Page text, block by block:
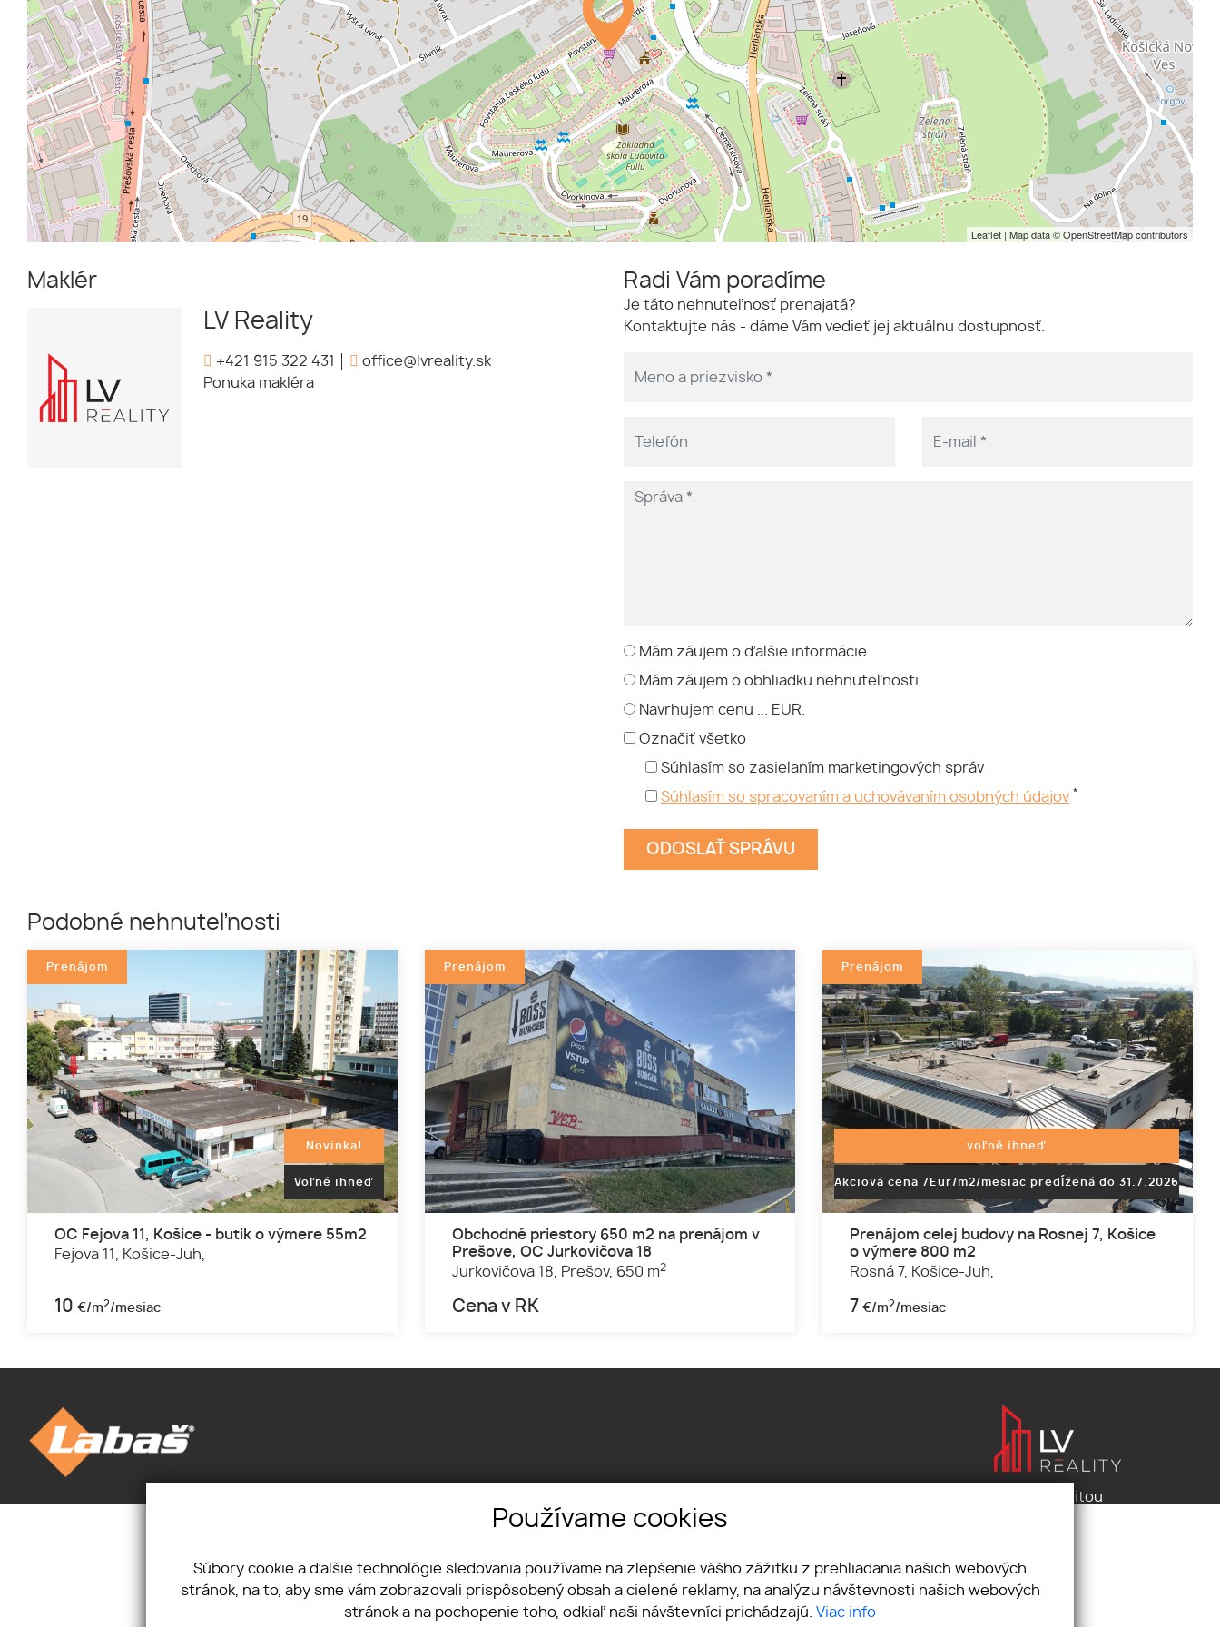
Leaflet | Map data ©OpenStreetMapcontributors
Maklér
LV Reality
+421 915 322 431
office@lvreality.sk
Ponuka makléra
Radi Vám poradíme
Je táto nehnuteľnosť prenajatá?
Kontaktujte nás - dáme Vám vedieť jej aktuálnu dostupnosť.
Mám záujem o ďalšie informácie.
Mám záujem o obhliadku nehnuteľnosti.
Navrhujem cenu ... EUR.
Označiť všetko
Súhlasím so zasielaním marketingových správ
Súhlasím so spracovaním a uchovávaním osobných údajov *
Podobné nehnuteľnosti
Prenájom
Novinka!
Voľné ihneď
OC Fejova 11, Košice - butik o výmere 55m2
Fejova 11,
Košice-Juh,
10 €/m2/mesiac
Prenájom
Obchodné priestory 650 m2 na prenájom v
Prešove, OC Jurkovičova 18
Jurkovičova 18,
Prešov, 650 m2
Cena v RK
Prenájom
voľné ihneď
Akciová cena 7Eur/m2/mesiac predĺžená do 31.7.2026
Prenájom celej budovy na Rosnej 7, Košice
o výmere 800 m2
Rosná 7, Košice-Juh,
7 €/m2/mesiac
Mám záujem
Ponúkam
Textilná 1, 04012 Košice
office@lvreality.sk
Pod záštitou
Používame cookies
Súbory cookie a ďalšie technológie sledovania používame na zlepšenie vášho zážitku z prehliadania našich webových
stránok, na to, aby sme vám zobrazovali prispôsobený obsah a cielené reklamy, na analýzu návštevnosti našich webových
stránok a na pochopenie toho, odkiaľ naši návštevníci prichádzajú. Viac info